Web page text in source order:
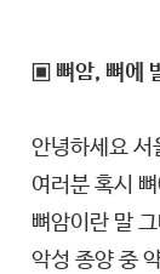
▣ 뼈암, 뼈에
안녕하세요 서
여러분 혹시
뼈암이란 말
악성 종양 중